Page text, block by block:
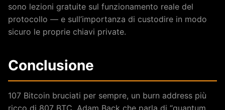
sono lezioni gratuite sul funzionamento reale del
protocollo — e sull’importanza di custodire in modo
sicuro le proprie chiavi private.
Conclusione
107 Bitcoin bruciati per sempre, un burn address più